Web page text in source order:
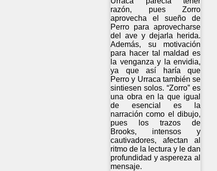
razón, pues Zorro
aprovecha el sueño de
Perro para aprovecharse
del ave y dejarla herida.
Además, su motivación
para hacer tal maldad es
la venganza y la envidia,
ya que así haría que
Perro y Urraca también se
sintiesen solos. “Zorro” es
una obra en la que igual
de esencial es la
narración como el dibujo,
pues los trazos de
Brooks, intensos y
cautivadores, afectan al
ritmo de la lectura y le dan
profundidad y aspereza al
mensaje.